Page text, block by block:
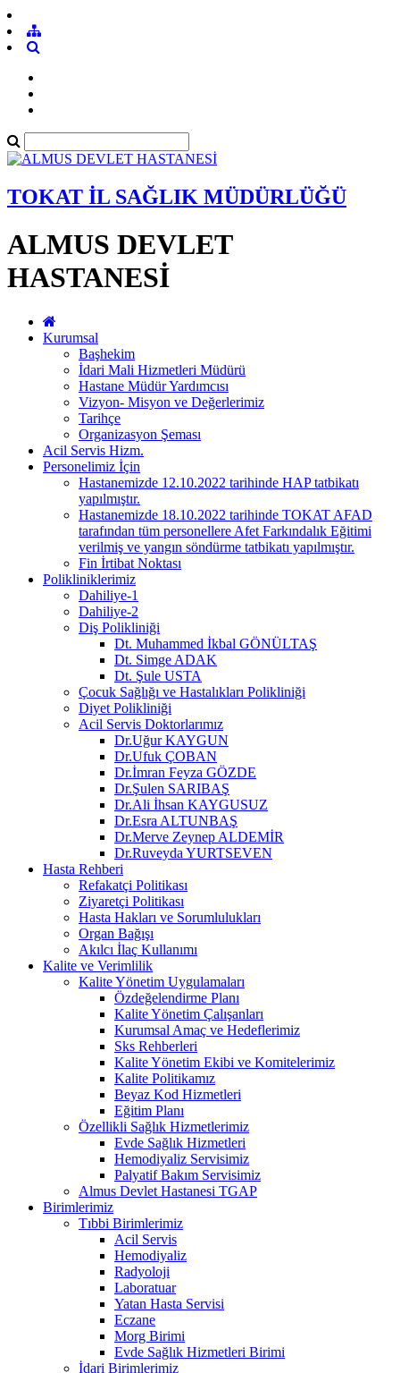
TOKAT İL SAĞLIK MÜDÜRLÜĞÜ
ALMUS DEVLET
HASTANESİ
Kurumsal
Başhekim
İdari Mali Hizmetleri Müdürü
Hastane Müdür Yardımcısı
Vizyon- Misyon ve Değerlerimiz
Tarihçe
Organizasyon Şeması
Acil Servis Hizm.
Personelimiz İçin
Hastanemizde 12.10.2022 tarihinde HAP tatbikatı
yapılmıştır.
Hastanemizde 18.10.2022 tarihinde TOKAT AFAD
tarafından tüm personellere Afet Farkındalık Eğitimi
verilmiş ve yangın söndürme tatbikatı yapılmıştır.
Fin İrtibat Noktası
Polikliniklerimiz
Dahiliye-1
Dahiliye-2
Diş Polikliniği
Dt. Muhammed İkbal GÖNÜLTAŞ
Dt. Simge ADAK
Dt. Şule USTA
Çocuk Sağlığı ve Hastalıkları Polikliniği
Diyet Polikliniği
Acil Servis Doktorlarımız
Dr.Uğur KAYGUN
Dr.Ufuk ÇOBAN
Dr.İmran Feyza GÖZDE
Dr.Şulen SARIBAŞ
Dr.Ali İhsan KAYGUSUZ
Dr.Esra ALTUNBAŞ
Dr.Merve Zeynep ALDEMİR
Dr.Ruveyda YURTSEVEN
Hasta Rehberi
Refakatçi Politikası
Ziyaretçi Politikası
Hasta Hakları ve Sorumlulukları
Organ Bağışı
Akılcı İlaç Kullanımı
Kalite ve Verimlilik
Kalite Yönetim Uygulamaları
Özdeğelendirme Planı
Kalite Yönetim Çalışanları
Kurumsal Amaç ve Hedeflerimiz
Sks Rehberleri
Kalite Yönetim Ekibi ve Komitelerimiz
Kalite Politikamız
Beyaz Kod Hizmetleri
Eğitim Planı
Özellikli Sağlık Hizmetlerimiz
Evde Sağlık Hizmetleri
Hemodiyaliz Servisimiz
Palyatif Bakım Servisimiz
Almus Devlet Hastanesi TGAP
Birimlerimiz
Tıbbi Birimlerimiz
Acil Servis
Hemodiyaliz
Radyoloji
Laboratuar
Yatan Hasta Servisi
Eczane
Morg Birimi
Evde Sağlık Hizmetleri Birimi
İdari Birimlerimiz